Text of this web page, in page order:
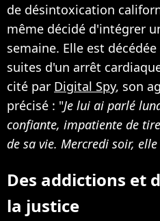
de désintoxication
même décidé d'intégrer
semaine. Elle est
suites d'un arrêt
cité par Digital Spy, son
précisé : "Je lui ai parlé
confiante, impatiente de
de sa vie. Mercredi soir,
Des addictions et
la justice